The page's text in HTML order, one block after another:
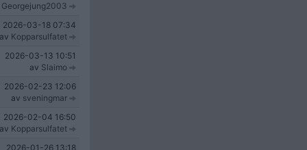
Georgejung2003
2026-03-18 07:34
av Kopparsulfatet
2026-03-13 10:51
av Slaimo
2026-02-23 12:06
av sveningmar
2026-02-04 16:50
av Kopparsulfatet
2026-01-26 13:18